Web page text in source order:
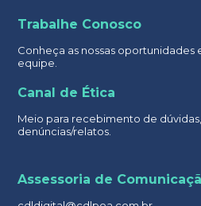
Trabalhe Conosco
Conheça as nossas oportunidades
equipe.
Canal de Ética
Meio para recebimento de
denúncias/relatos.
Assessoria de